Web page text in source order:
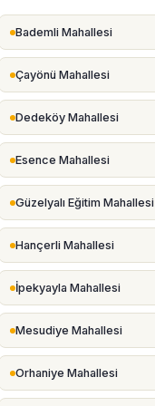
Bademli Mahallesi
Çayönü Mahallesi
Dedeköy Mahallesi
Esence Mahallesi
Güzelyalı Eğitim Mahallesi
Hançerli Mahallesi
İpekyayla Mahallesi
Mesudiye Mahallesi
Orhaniye Mahallesi